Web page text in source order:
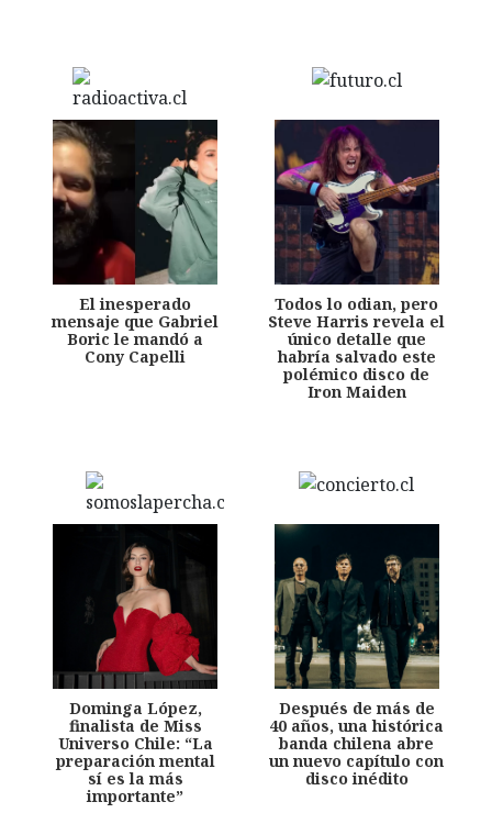
El inesperado
mensaje que Gabriel
Boric le mandó a
Cony Capelli
Todos lo odian, pero
Steve Harris revela el
único detalle que
habría salvado este
polémico disco de
Iron Maiden
Dominga López,
finalista de Miss
Universo Chile: “La
preparación mental
sí es la más
importante”
Después de más de
40 años, una histórica
banda chilena abre
un nuevo capítulo con
disco inédito